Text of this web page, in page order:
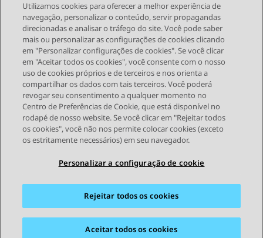
Send Feedback
Topic navigation
Tópico anterior Próximo tópico
STAY CONNECTED
Mapa do site Termos de Uso
Privacidade
Marcas registradas
Utilizamos cookies para oferecer a melhor experiência de
navegação, personalizar o conteúdo, servir propagandas
direcionadas e analisar o tráfego do site. Você pode saber
mais ou personalizar as configurações de cookies clicando
em "Personalizar configurações de cookies". Se você clicar
em "Aceitar todos os cookies", você consente com o nosso
uso de cookies próprios e de terceiros e nos orienta a
compartilhar os dados com tais terceiros. Você poderá
revogar seu consentimento a qualquer momento no
Centro de Preferências de Cookie, que está disponível no
rodapé de nosso website. Se você clicar em "Rejeitar todos
os cookies", você não nos permite colocar cookies (exceto
os estritamente necessários) em seu navegador.
Personalizar a configuração de cookie
Rejeitar todos os cookies
Aceitar todos os cookies